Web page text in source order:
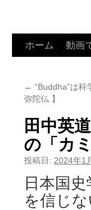
ホーム 動画
← “Buddha”は
弥陀仏 】
田中英
の「カ
投稿日: 2024年1
日本国
を信じ